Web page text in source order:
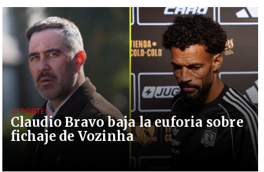
Claudio Bravo baja la euforia sobre
fichaje de Vozinha
DEPORTES